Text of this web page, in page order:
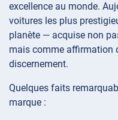
excellence au monde.
voitures les plus
planète — acquise non
mais comme affirmation
discernement.
Quelques faits
marque :